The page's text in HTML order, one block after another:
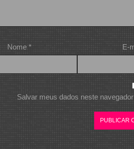
Nome* E-
Salvar meus dados neste